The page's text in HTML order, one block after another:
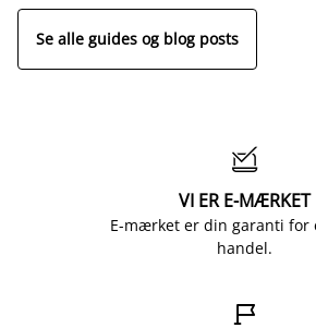
Se alle guides og blog posts

VI ER E-MÆRKET
E-mærket er din garanti for
handel.
